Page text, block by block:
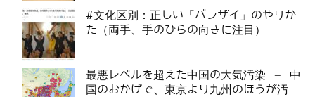
#文化区別：正しい「バンザイ」のやりか
た（両手、手のひらの向きに注目）
最悪レベルを超えた中国の大気汚染 – 中
国のおかげで、東京より九州のほうが汚